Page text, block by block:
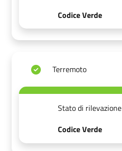
Codice Verde
Terremoto
Stato di rilevazione
Codice Verde